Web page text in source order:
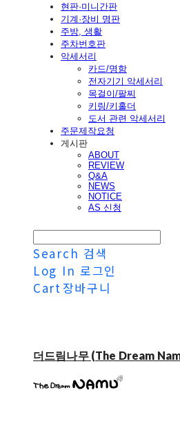
현판·미니간판
기계·장비 명판
주방, 생활
주차번호판
악세서리
카드/명함
전자기기 악세서리
목걸이/팔찌
키링/키홀더
도서 관련 악세서리
주문제작요청
게시판
ABOUT
REVIEW
Q&A
NEWS
NOTICE
AS 신청
Search 검색
Log In 로그인
Cart 장바구니
더드림나무 (The Dream